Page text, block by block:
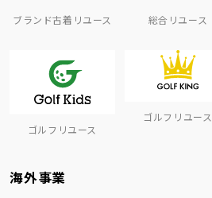
ブランド古着リユース 総合リユース
ゴルフリユース
ゴルフリユース
海外事業